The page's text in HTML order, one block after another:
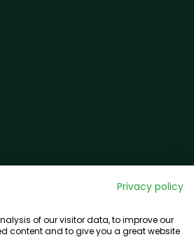
Privacy policy
of our visitor data, to improve our
content and to give you a great website